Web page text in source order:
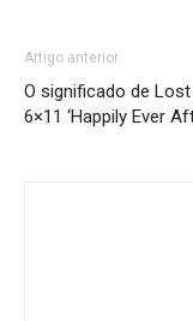
Artigo anterior
O significado de Lost
6×11 ‘Happily Ever